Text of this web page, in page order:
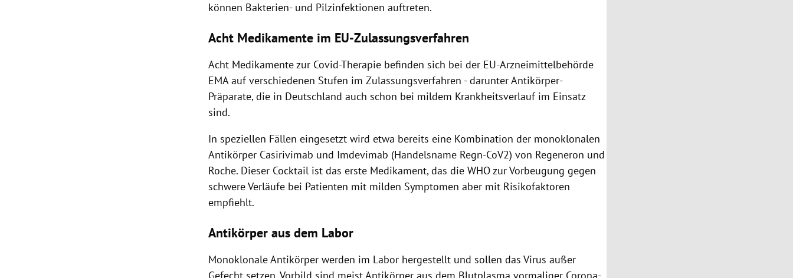
können Bakterien- und Pilzinfektionen auftreten.
Acht Medikamente im EU-Zulassungsverfahren
Acht Medikamente zur Covid-Therapie befinden sich bei der EU-Arzneimittelbehörde
EMA auf verschiedenen Stufen im Zulassungsverfahren - darunter Antikörper-
Präparate, die in Deutschland auch schon bei mildem Krankheitsverlauf im Einsatz
sind.
In speziellen Fällen eingesetzt wird etwa bereits eine Kombination der monoklonalen
Antikörper Casirivimab und Imdevimab (Handelsname Regn-CoV2) von Regeneron und
Roche. Dieser Cocktail ist das erste Medikament, das die WHO zur Vorbeugung gegen
schwere Verläufe bei Patienten mit milden Symptomen aber mit Risikofaktoren
empfiehlt.
Antikörper aus dem Labor
Monoklonale Antikörper werden im Labor hergestellt und sollen das Virus außer